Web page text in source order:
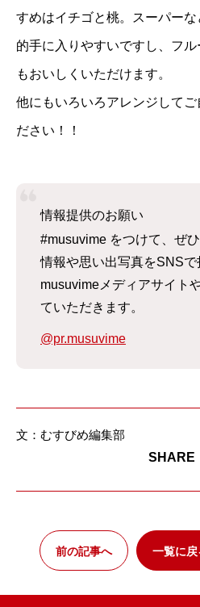
すめはイチゴと桃。スーパー
的手に入りやすいですし、フ
もおいしくいただけます。
他にもいろいろアレンジしてご
ださい！！
情報提供のお願い
#musuvime をつけて、ぜ
情報や思い出写真をSNSで
musuvimeメディアサイト
ていただきます。
@pr.musuvime
文：むすびめ編集部
SHARE
前の記事へ 一覧に戻